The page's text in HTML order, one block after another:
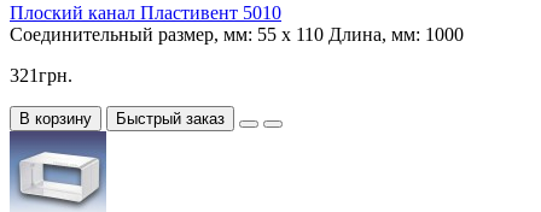
Плоский канал Пластивент 5010
Соединительный размер, мм: 55 х 110 Длина, мм: 1000
321грн.
В корзину Быстрый заказ